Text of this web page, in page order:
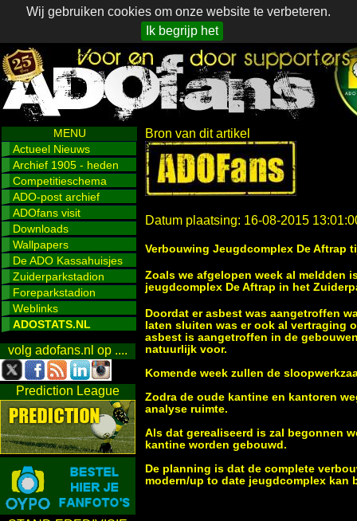
Wij gebruiken cookies om onze website te verbeteren.
Ik begrijp het
MENU
Actueel Nieuws
Archief 1905 - heden
Competitieschema
ADO-post archief
ADOfans visit
Downloads
Wallpapers
De ADO Kassahuisjes
Zuiderparkstadion
Foreparkstadion
Weblinks
ADOSTATS.NL
volg adofans.nl op ....
Prediction League
Bron van dit artikel
Datum plaatsing: 16-08-2015
Verbouwing Jeugdcomplex De Aftrap
Zoals we afgelopen week al meldden
jeugdcomplex De Aftrap in het
Doordat er asbest was aangetroffen
laten sluiten was er ook al vertraging
asbest is aangetroffen in de
natuurlijk voor.
Komende week zullen de
Zodra de oude kantine en kantoren
analyse ruimte.
Als dat gerealiseerd is zal begonnen
kantine worden gebouwd.
De planning is dat de complete
modern/up to date jeugdcomplex kan